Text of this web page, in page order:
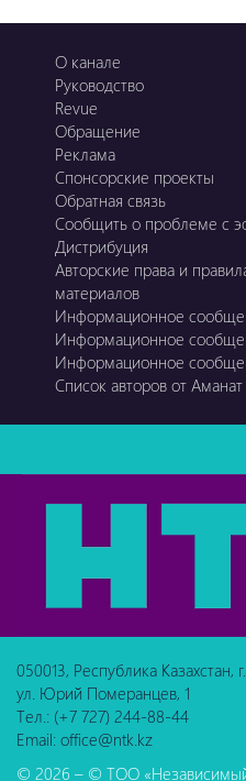
О канале
Руководство
Revue
Обращение
Реклама
Спонсорские проекты
Обратная связь
Сообщить о проблеме с
Дистрибуция
Авторские права и
материалов
Информационное
Информационное
Информационное
Список авторов от Аманат
050013, Республика Казахстан,
ул. Юрий Померанцев, 1
Тел.: (+7 727) 244-88-44
Email: office@ntk.kz
© 2026 – © ТОО